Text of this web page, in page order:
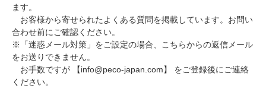
ます。
お客様から寄せられたよくある質問を掲載しています。お問い
合わせ前にご確認ください。
※「迷惑メール対策」をご設定の場合、こちらからの返信メール
をお送りできません。
お手数ですが 【info@peco-japan.com】 をご登録後にご連絡
ください。